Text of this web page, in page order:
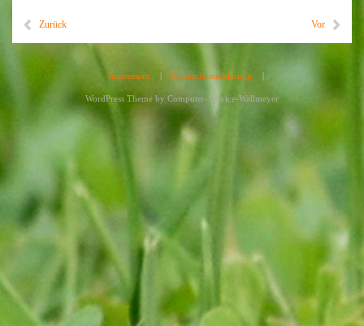
Zurück Vor
Impressum | Datenschutzerklärung |
WordPress Theme by Computer-Service-Wallmeyer